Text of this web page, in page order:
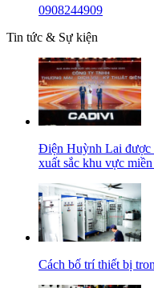
0908244909
Tin tức & Sự kiện
Điện Huỳnh Lai được
xuất sắc khu vực
Cách bố trí thiết bị